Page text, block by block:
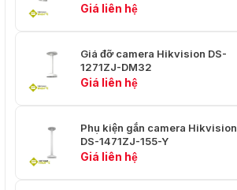
Giá liên hệ
Giá đỡ camera Hikvision DS-
1271ZJ-DM32
Giá liên hệ
Phụ kiện gắn camera Hikvision
DS-1471ZJ-155-Y
Giá liên hệ